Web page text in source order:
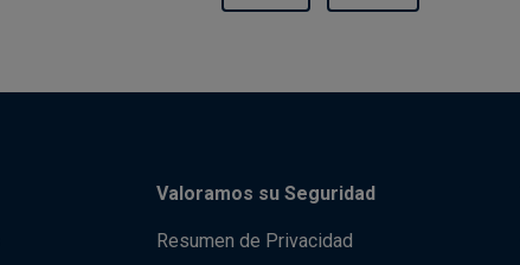
Valoramos su Seguridad
Resumen de Privacidad